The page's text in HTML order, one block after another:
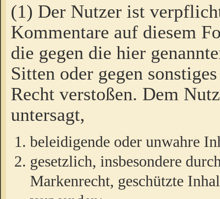
(1) Der Nutzer ist
Kommentare auf diesem
die gegen die hier
Sitten oder gegen
Recht verstoßen. Dem
untersagt,
beleidigende oder unwahre
gesetzlich, insbesondere
Markenrecht, geschützte